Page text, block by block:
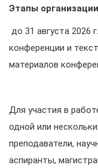
Этапы
до 31 августа 2026
конференции и
материалов
Для участия в
одной или
преподаватели,
аспиранты,